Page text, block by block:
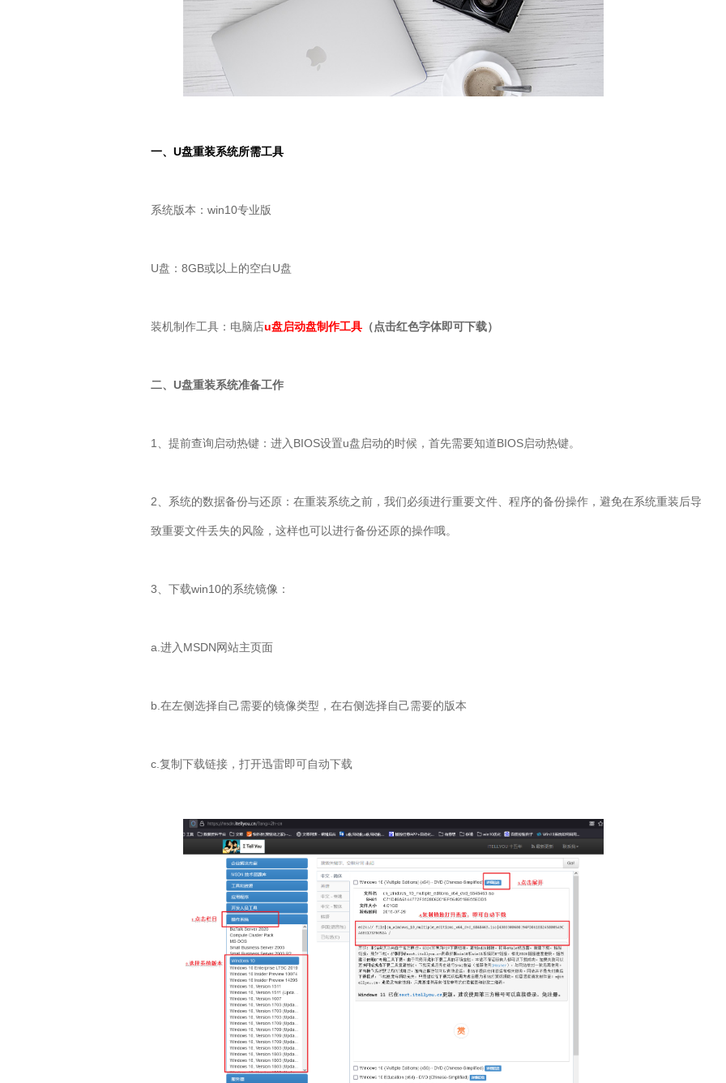
一、 U盘重装系统所需工具
系统版本：win10专业版
U盘：8GB或以上的空白U盘
装机制作工具：电脑店u盘启动盘制作工具 （点击红色字体即可下载）
二、U盘重装系统准备工作
1、提前查询启动热键：进入BIOS设置u盘启动的时候，首先需要知道BIOS启动热键。
2、系统的数据备份与还原：在重装系统之前，我们必须进行重要文件、程序的备份操作，避免在系统重装后导
致重要文件丢失的风险，这样也可以进行备份还原的操作哦。
3、下载win10的系统镜像：
a.进入MSDN网站主页面
b.在左侧选择自己需要的镜像类型，在右侧选择自己需要的版本
c.复制下载链接，打开迅雷即可自动下载